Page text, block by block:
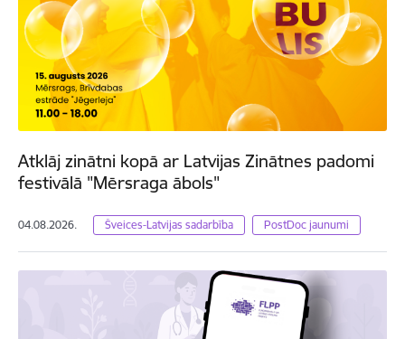
Atklāj zinātni kopā ar Latvijas Zinātnes padomi
festivālā "Mērsraga ābols"
04.08.2026. Šveices-Latvijas sadarbība PostDoc jaunumi